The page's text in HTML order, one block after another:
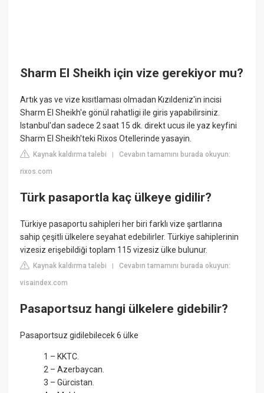
Sharm El Sheikh için vize gerekiyor mu?
Artık yas ve vize kısıtlaması olmadan Kızıldeniz'in incisi
Sharm El Sheikh'e gönül rahatligi ile giris yapabilirsiniz.
Istanbul'dan sadece 2 saat 15 dk. direkt ucus ile yaz keyfini
Sharm El Sheikh'teki Rixos Otellerinde yasayin.
Kaynak kaldırma talebi |Cevabın tamamını burada okuyun:
rixos.com
Türk pasaportla kaç ülkeye gidilir?
Türkiye pasaportu sahipleri her biri farklı vize şartlarına
sahip çeşitli ülkelere seyahat edebilirler. Türkiye sahiplerinin
vizesiz erişebildiği toplam 115 vizesiz ülke bulunur.
Kaynak kaldırma talebi |Cevabın tamamını burada okuyun:
visaindex.com
Pasaportsuz hangi ülkelere gidebilir?
Pasaportsuz gidilebilecek 6 ülke
1 – KKTC.
2 – Azerbaycan.
3 – Gürcistan.